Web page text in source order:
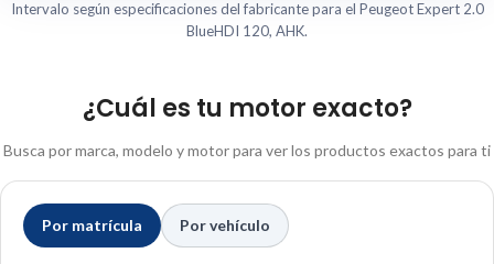
Intervalo según especificaciones del fabricante para el Peugeot Expert 2.0
BlueHDI 120, AHK.
¿Cuál es tu motor exacto?
Busca por marca, modelo y motor para ver los productos exactos para ti
Por matrícula Por vehículo